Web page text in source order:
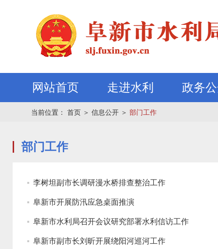
网站首页 走进水利 政务
当前位置： 首页 ＞ 信息公开 ＞ 部门工作
部门工作
李树坦副市长调研漫水桥排查整治工作
阜新市开展防汛应急桌面推演
阜新市水利局召开会议研究部署水利信访工作
阜新市副市长刘昕开展绕阳河巡河工作